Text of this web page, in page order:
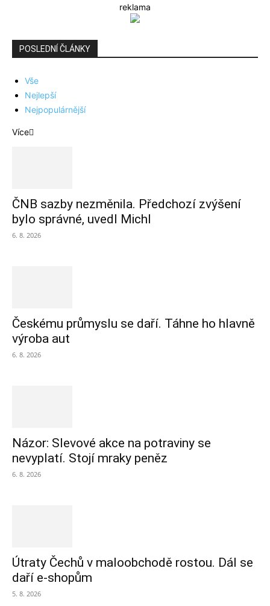
reklama
POSLEDNÍ ČLÁNKY
Vše
Nejlepší
Nejpopulárnější
Více
ČNB sazby nezměnila. Předchozí zvýšení
bylo správné, uvedl Michl
6. 8. 2026
Českému průmyslu se daří. Táhne ho hlavně
výroba aut
6. 8. 2026
Názor: Slevové akce na potraviny se
nevyplatí. Stojí mraky peněz
6. 8. 2026
Útraty Čechů v maloobchodě rostou. Dál se
daří e-shopům
5. 8. 2026